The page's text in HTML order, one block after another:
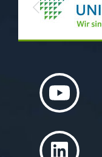
Previous